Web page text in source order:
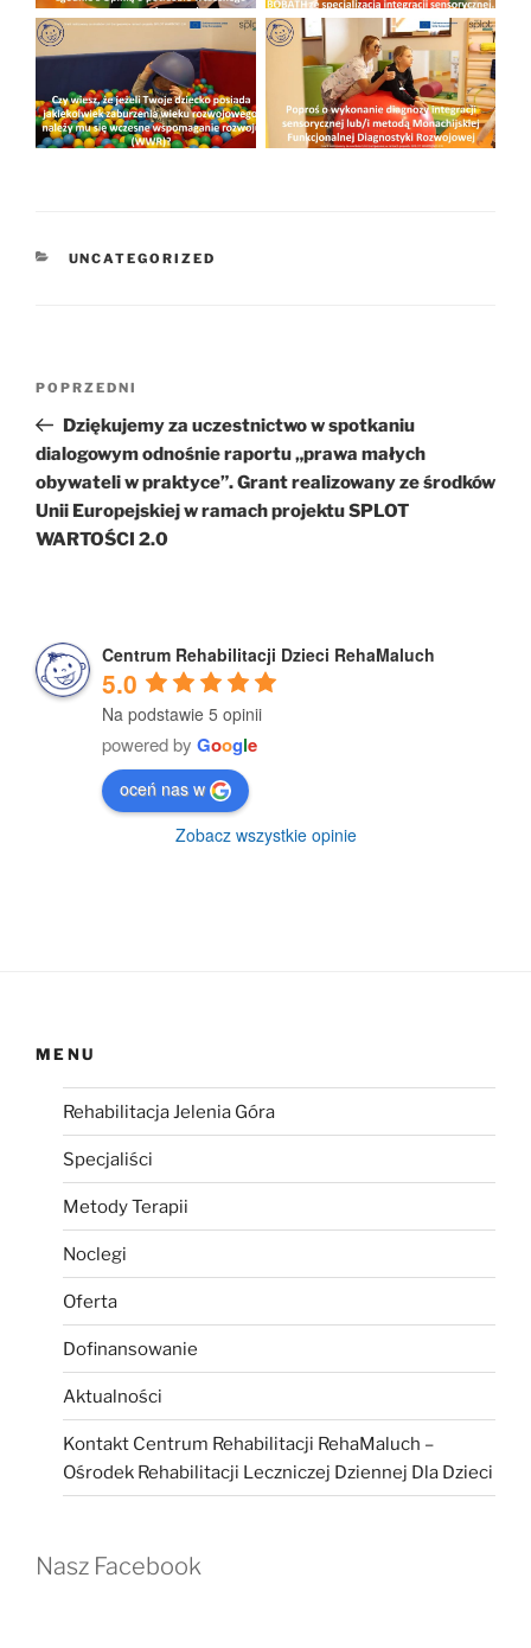
KATEGORIE
UNCATEGORIZED
Poprzedni
wpis
POPRZEDNI
Dziękujemy za uczestnictwo w spotkaniu
dialogowym odnośnie raportu „prawa małych
obywateli w praktyce”. Grant realizowany ze środków
Unii Europejskiej w ramach projektu SPLOT
WARTOŚCI 2.0
Centrum Rehabilitacji Dzieci RehaMaluch
5.0
Na podstawie 5 opinii
powered by Google
oceń nas w
Zobacz wszystkie opinie
MENU
Rehabilitacja Jelenia Góra
Specjaliści
Metody Terapii
Noclegi
Oferta
Dofinansowanie
Aktualności
Kontakt Centrum Rehabilitacji RehaMaluch –
Ośrodek Rehabilitacji Leczniczej Dziennej Dla Dzieci
Nasz Facebook